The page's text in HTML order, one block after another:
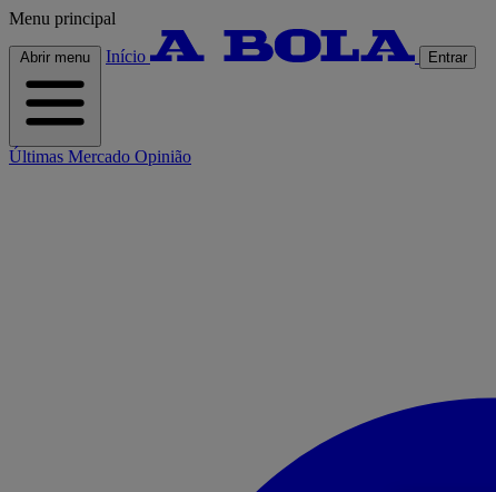
Menu principal
Abrir menu Início Entrar
Últimas Mercado Opinião